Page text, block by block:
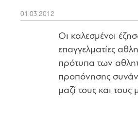
01.03.2012
Οι καλεσμένοι
επαγγελματίες
πρότυπα των
προπόνησης
μαζί τους και